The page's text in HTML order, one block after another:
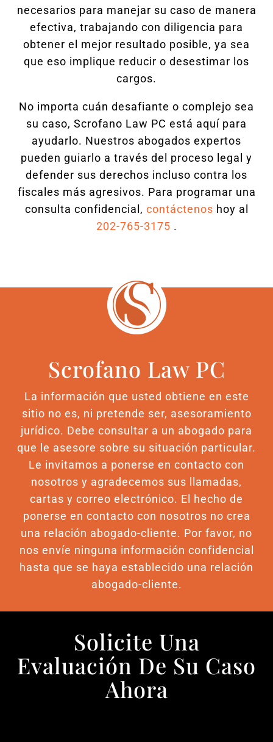
necesarios para manejar su caso de manera
efectiva, trabajando con diligencia para
obtener el mejor resultado posible, ya sea
que eso implique reducir o desestimar los
cargos.
No importa cuán desafiante o complejo sea
su caso, Scrofano Law PC está aquí para
ayudarlo. Nuestros abogados expertos
pueden guiarlo a través del proceso legal y
defender sus derechos incluso contra los
fiscales más agresivos. Para programar una
consulta confidencial, contáctenos hoy al
202-765-3175 .
Scrofano Law PC
La información que usted obtiene en este
sitio no es, ni pretende ser, asesoramiento
jurídico. Debe consultar a un abogado para
que le asesore sobre su situación particular.
Le invitamos a ponerse en contacto con
nosotros y agradecemos sus llamadas,
cartas y correo electrónico. El hecho de
ponerse en contacto con nosotros no crea
una relación abogado-cliente. Por favor, no
nos envíe ninguna información confidencial
hasta que se haya establecido una relación
abogado-cliente.
Solicite Una
Evaluación De Su Caso
Ahora